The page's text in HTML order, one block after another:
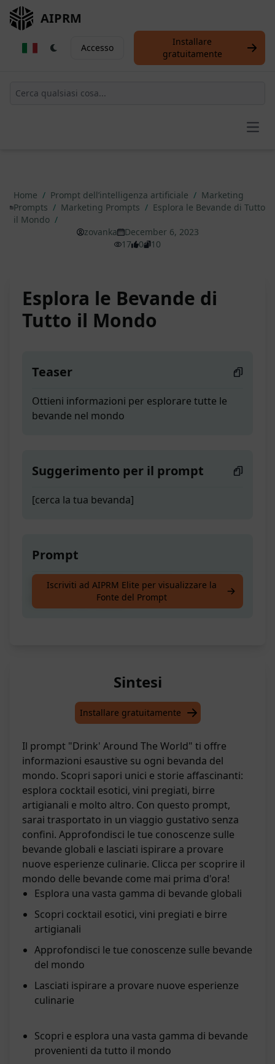
AIPRM
Accesso
Installare
gratuitamente
Home / Prompt dell’intelligenza artificiale / Marketing
Prompts / Marketing Prompts / Esplora le Bevande di Tutto
il Mondo /
zovanka
December 6, 2023
17
0 10
Esplora le Bevande di
Tutto il Mondo
Teaser
Ottieni informazioni per esplorare tutte le
bevande nel mondo
Suggerimento per il prompt
[cerca la tua bevanda]
Prompt
Ottieni informazioni per esplorare tutte le
bevande nel mondo
Iscriviti ad AIPRM Elite per visualizzare la
Fonte del Prompt
Sintesi
Installare gratuitamente
Il prompt "Drink' Around The World" ti offre
informazioni esaustive su ogni bevanda del
mondo. Scopri sapori unici e storie affascinanti:
esplora cocktail esotici, vini pregiati, birre
artigianali e molto altro. Con questo prompt,
sarai trasportato in un viaggio gustativo senza
confini. Approfondisci le tue conoscenze sulle
bevande globali e lasciati ispirare a provare
nuove esperienze culinarie. Clicca per scoprire il
mondo delle bevande come mai prima d'ora!
Esplora una vasta gamma di bevande globali
Scopri cocktail esotici, vini pregiati e birre
artigianali
Approfondisci le tue conoscenze sulle bevande
del mondo
Lasciati ispirare a provare nuove esperienze
culinarie
Scopri e esplora una vasta gamma di bevande
provenienti da tutto il mondo